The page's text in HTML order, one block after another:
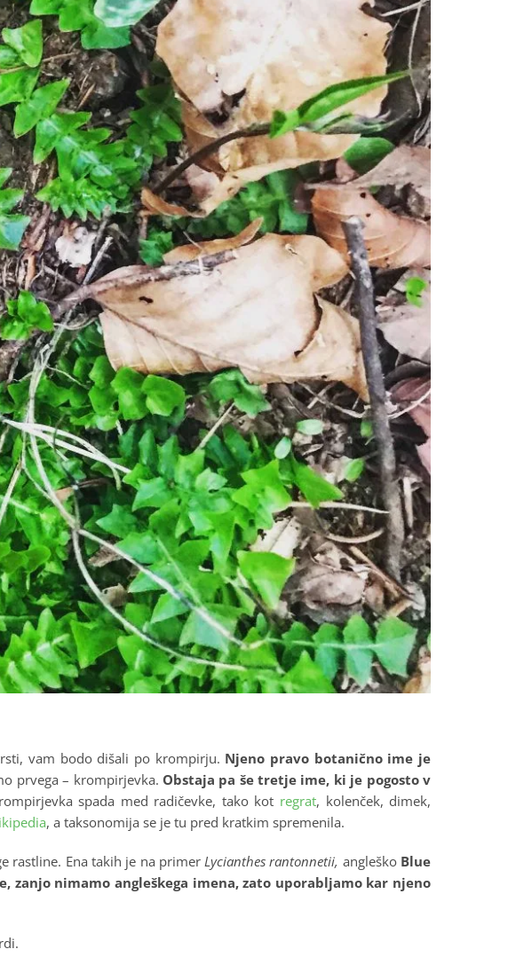
vam bodo dišali po krompirju. Njeno pravo botanično ime je
prvega – krompirjevka. Obstaja pa še tretje ime, ki je pogosto v
spada med radičevke, tako kot regrat, kolenček, dimek,
, a taksonomija se je tu pred kratkim spremenila.
rastline. Ena takih je na primer Lycianthes rantonnetii, angleško Blue
zanjo nimamo angleškega imena, zato uporabljamo kar njeno